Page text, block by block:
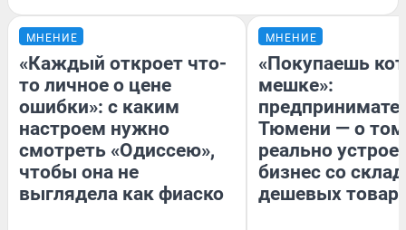
МНЕНИЕ
«Каждый откроет что-
то личное о цене
ошибки»: с каким
настроем нужно
смотреть «Одиссею»,
чтобы она не
выглядела как фиаско
МНЕНИЕ
«Покупаешь
мешке»:
Тюмени — о
реально
бизнес со
дешевых